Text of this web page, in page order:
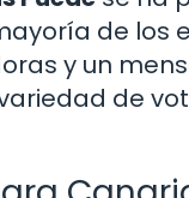
de los
y un
de